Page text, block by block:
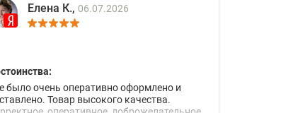
Елена К., 06.07.2026
было очень оперативно оформлено и
Товар высокого качества.